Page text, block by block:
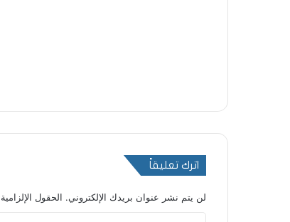
اترك تعليقاً
لن يتم نشر عنوان بريدك الإلكتروني. الحقول